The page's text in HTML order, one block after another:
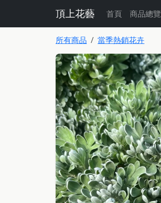
頂上花藝 首頁 商品總覽
所有商品 當季熱銷花卉